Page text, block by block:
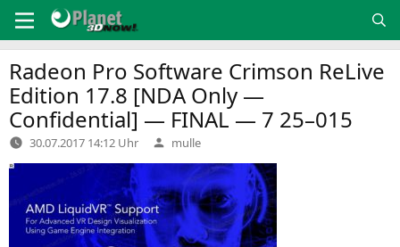
Inhalt
springen
Radeon Pro Software Crimson ReLive
Edition 17.8 [NDAOnly —
Confidential] — FINAL— 7 25–015
30.07.2017 14:12 Uhr Verfasst
von
mulle